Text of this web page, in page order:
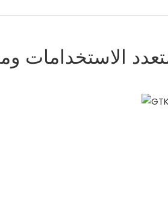
الاستخدامات